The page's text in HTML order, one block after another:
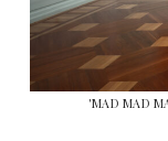
'MAD MAD